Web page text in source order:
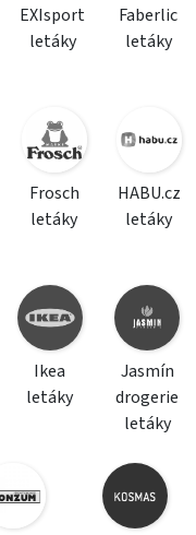
EXIsport
letáky
Faberlic
letáky
Frosch
letáky
HABU.cz
letáky
Ikea
letáky
Jasmín
drogerie
letáky